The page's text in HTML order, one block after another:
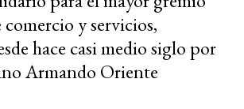
comercio y servicios,
hace casi medio siglo por
Armando Oriente